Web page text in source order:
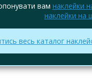
вам наклейки
наклейки на
весь каталог